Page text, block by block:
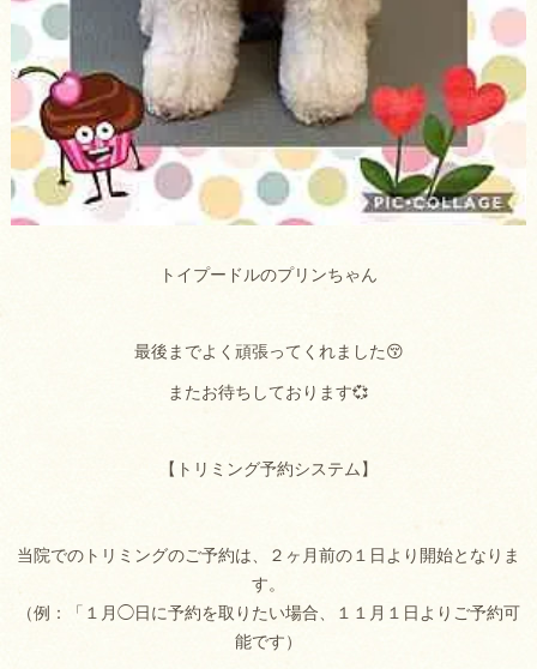
トイプードルのプリンちゃん
最後までよく頑張ってくれました😚
またお待ちしております💞
【トリミング予約システム】
当院でのトリミングのご予約は、２ヶ月前の１日より開始となりま
す。
（例：「１月◯日に予約を取りたい場合、１１月１日よりご予約可
能です）